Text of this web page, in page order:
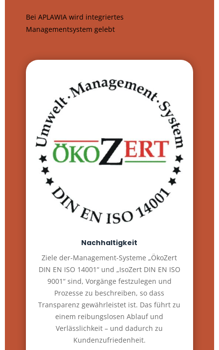
Bei APLAWIA wird integriertes
Managementsystem gelebt
Nachhaltigkeit
Ziele der-Management-Systeme „ÖkoZert
DIN EN ISO 14001“ und „IsoZert DIN EN ISO
9001“ sind, Vorgänge festzulegen und
Prozesse zu beschreiben, so dass
Transparenz gewährleistet ist. Das führt zu
einem reibungslosen Ablauf und
Verlässlichkeit – und dadurch zu
Kundenzufriedenheit.